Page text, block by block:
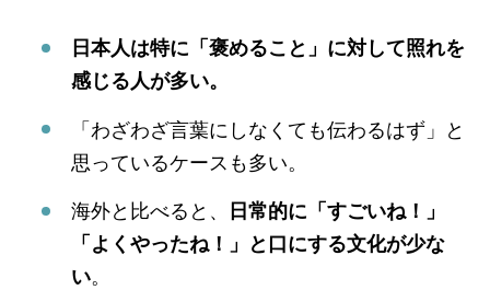
日本人は特に「褒めること」に対して照れを
感じる人が多い。
「わざわざ言葉にしなくても伝わるはず」と
思っているケースも多い。
海外と比べると、
日常的に「すごいね！」
「よくやったね！」と口にする文化が少な
い。